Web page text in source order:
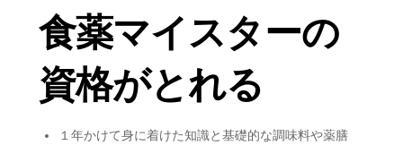
食薬マイスターの
資格がとれる
１年かけて身に着けた知識と基礎的な調味料や薬膳